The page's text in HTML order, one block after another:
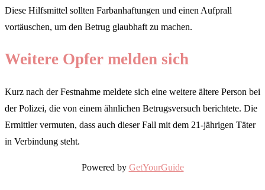
Diese Hilfsmittel sollten Farbanhaftungen und einen Aufprall
vortäuschen, um den Betrug glaubhaft zu machen.
Weitere Opfer melden sich
Kurz nach der Festnahme meldete sich eine weitere ältere Person bei
der Polizei, die von einem ähnlichen Betrugsversuch berichtete. Die
Ermittler vermuten, dass auch dieser Fall mit dem 21-jährigen Täter
in Verbindung steht.
Powered by GetYourGuide